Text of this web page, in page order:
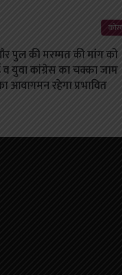
पुल की मरम्मत की मांग को
कांग्रेस का चक्का जाम
आवागमन रहेगा प्रभावित